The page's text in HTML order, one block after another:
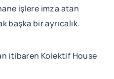
işlere imza atan
başka bir ayrıcalık.
itibaren Kolektif House